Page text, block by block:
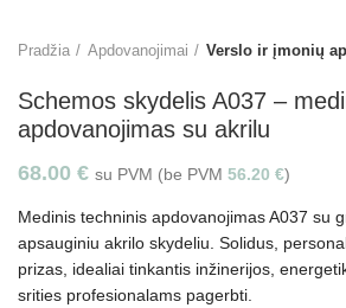
Pradžia Apdovanojimai Verslo ir įmonių
Schemos skydelis A037 –
apdovanojimas su akrilu
68.00 € su PVM (be PVM 56.20 €)
Medinis techninis apdovanojimas A037 su
apsauginiu akrilo skydeliu. Solidus,
prizas, idealiai tinkantis inžinerijos,
srities profesionalams pagerbti.